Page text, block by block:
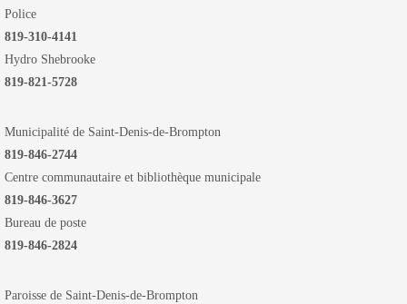
Police
819-310-4141
Hydro Shebrooke
819-821-5728
Municipalité de Saint-Denis-de-Brompton
819-846-2744
Centre communautaire et bibliothèque municipale
819-846-3627
Bureau de poste
819-846-2824
Paroisse de Saint-Denis-de-Brompton